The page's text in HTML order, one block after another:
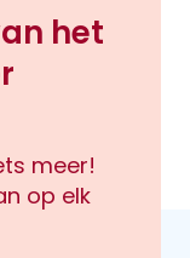
het
meer!
op elk